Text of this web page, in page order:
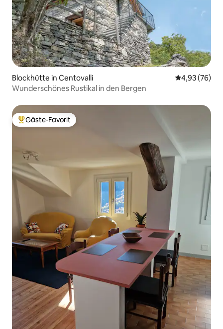
Blockhütte in Centovalli
4,93 (76)
Wunderschönes Rustikal in den Bergen
Beliebter Gäste-Favorit.
Gäste-Favorit